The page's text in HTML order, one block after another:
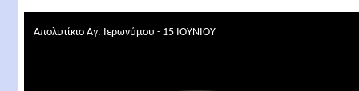
Απολυτίκιο Αγ. Ιερωνύμου - 15 ΙΟΥΝΙΟΥ